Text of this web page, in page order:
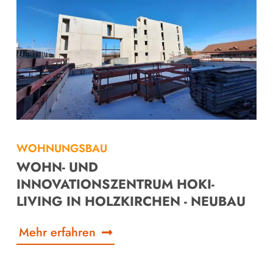
WOHNUNGSBAU
WOHN- UND
INNOVATIONSZENTRUM HOKI-
LIVING IN HOLZKIRCHEN - NEUBAU
Mehr erfahren